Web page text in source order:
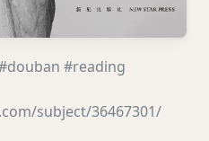
#reading
subject/36467301/